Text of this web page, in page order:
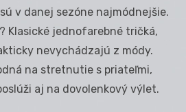
v danej sezóne najmódnejšie.
Klasické jednofarebné tričká,
nevychádzajú z módy.
na stretnutie s priateľmi,
aj na dovolenkový výlet.